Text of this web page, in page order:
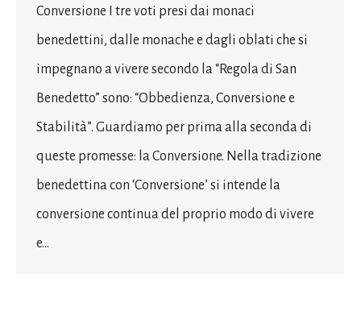
Conversione I tre voti presi dai monaci
benedettini, dalle monache e dagli oblati che si
impegnano a vivere secondo la “Regola di San
Benedetto” sono: “Obbedienza, Conversione e
Stabilità”. Guardiamo per prima alla seconda di
queste promesse: la Conversione. Nella tradizione
benedettina con ‘Conversione’ si intende la
conversione continua del proprio modo di vivere
e…